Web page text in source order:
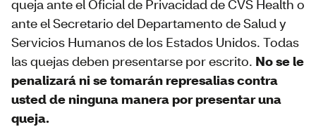
queja ante el Oficial de Privacidad de CVS Health o
ante el Secretario del Departamento de Salud y
Servicios Humanos de los Estados Unidos. Todas
las quejas deben presentarse por escrito. No se le
penalizará ni se tomarán represalias contra
usted de ninguna manera por presentar una
queja.